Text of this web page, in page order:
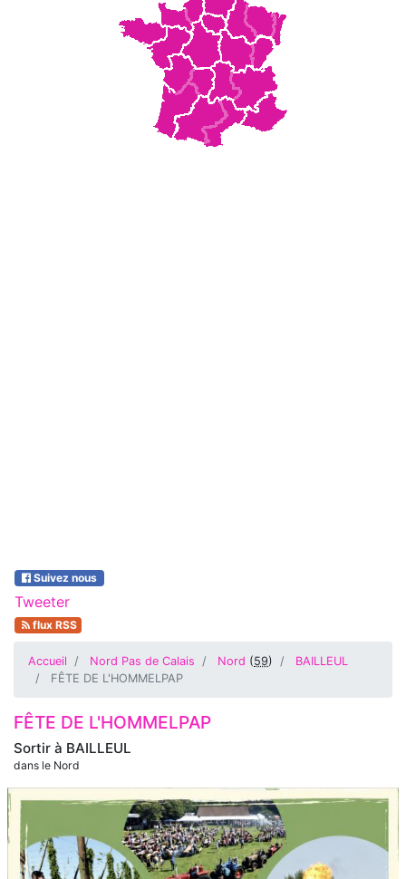
Suivez nous
Tweeter
flux RSS
Accueil Nord Pas de Calais Nord (59)
BAILLEUL
FÊTE DE L'HOMMELPAP
Sortir à BAILLEUL
dans le Nord
FÊTE DE L'HOMMELPAP